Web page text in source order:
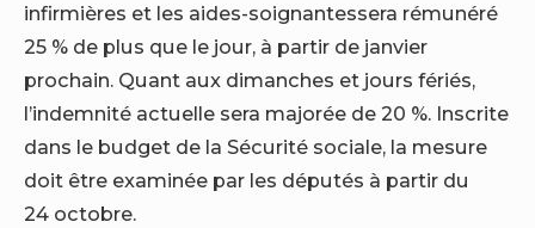
infirmières et les aides-soignantessera rémunéré
25 % de plus que le jour, à partir de janvier
prochain. Quant aux dimanches et jours fériés,
l’indemnité actuelle sera majorée de 20 %. Inscrite
dans le budget de la Sécurité sociale, la mesure
doit être examinée par les députés à partir du
24 octobre.